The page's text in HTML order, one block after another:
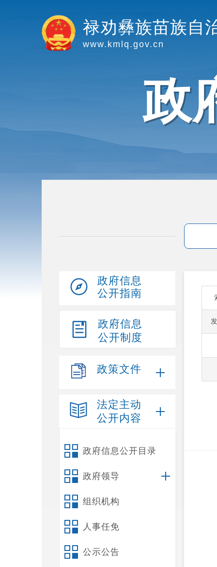
禄劝彝族苗族自
www.kmlq.gov.cn
政
政府信息
公开指南
政府信息
公开制度
政策文件
法定主动
公开内容
政府信息公开目录
政府领导
组织机构
人事任免
公示公告